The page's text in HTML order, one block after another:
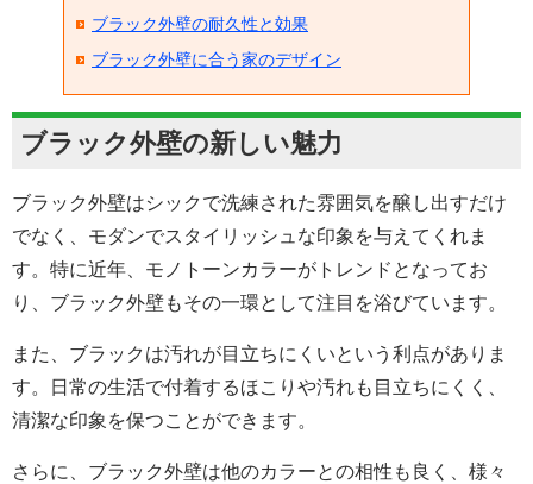
ブラック外壁の耐久性と効果
ブラック外壁に合う家のデザイン
ブラック外壁の新しい魅力
ブラック外壁はシックで洗練された雰囲気を醸し出すだけ
でなく、モダンでスタイリッシュな印象を与えてくれま
す。特に近年、モノトーンカラーがトレンドとなってお
り、ブラック外壁もその一環として注目を浴びています。
また、ブラックは汚れが目立ちにくいという利点がありま
す。日常の生活で付着するほこりや汚れも目立ちにくく、
清潔な印象を保つことができます。
さらに、ブラック外壁は他のカラーとの相性も良く、様々